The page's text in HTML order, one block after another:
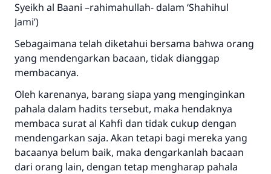
Syeikh al Baani –rahimahullah- dalam ‘Shahihul
Jami’)
Sebagaimana telah diketahui bersama bahwa orang
yang mendengarkan bacaan, tidak dianggap
membacanya.
Oleh karenanya, barang siapa yang menginginkan
pahala dalam hadits tersebut, maka hendaknya
membaca surat al Kahfi dan tidak cukup dengan
mendengarkan saja. Akan tetapi bagi mereka yang
bacaanya belum baik, maka dengarkanlah bacaan
dari orang lain, dengan tetap mengharap pahala
Jawaban no. 110845
menyelamatkan pernikahan.